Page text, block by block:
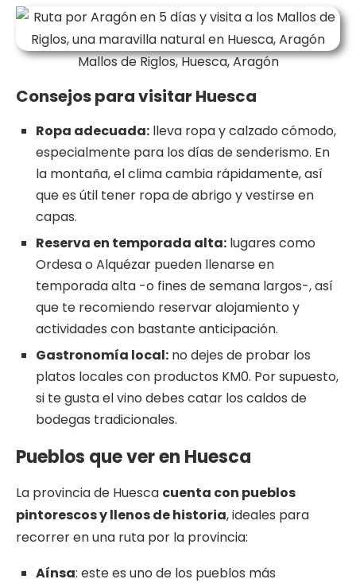
Mallos de Riglos, Huesca, Aragón
Consejos para visitar Huesca
Ropa adecuada: lleva ropa y calzado cómodo,
especialmente para los días de senderismo. En
la montaña, el clima cambia rápidamente, así
que es útil tener ropa de abrigo y vestirse en
capas.
Reserva en temporada alta: lugares como
Ordesa o Alquézar pueden llenarse en
temporada alta -o fines de semana largos-, así
que te recomiendo reservar alojamiento y
actividades con bastante anticipación.
Gastronomía local: no dejes de probar los
platos locales con productos KM0. Por supuesto,
si te gusta el vino debes catar los caldos de
bodegas tradicionales.
Pueblos que ver en Huesca
La provincia de Huesca cuenta con pueblos
pintorescos y llenos de historia, ideales para
recorrer en una ruta por la provincia:
Aínsa: este es uno de los pueblos más